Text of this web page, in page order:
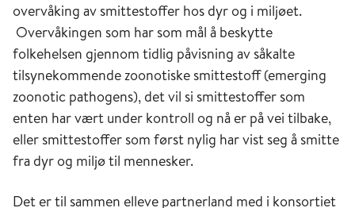
overvåking av smittestoffer hos dyr og i miljøet.
Overvåkingen som har som mål å beskytte
folkehelsen gjennom tidlig påvisning av såkalte
tilsynekommende zoonotiske smittestoff (emerging
zoonotic pathogens), det vil si smittestoffer som
enten har vært under kontroll og nå er på vei tilbake,
eller smittestoffer som først nylig har vist seg å smitte
fra dyr og miljø til mennesker.
Det er til sammen elleve partnerland med i konsortiet